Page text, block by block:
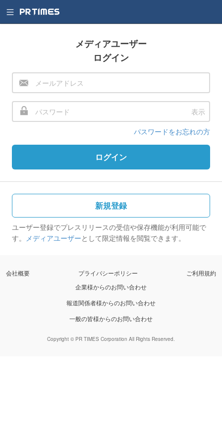
メディアユーザー
ログイン
表示
パスワードをお忘れの方
ログイン
新規登録
ユーザー登録でプレスリリースの受信や保存機能が利用可能で
す。 メディアユーザーとして限定情報を閲覧できます。
会社概要 プライバシーポリシー
ご利用規約
企業様からのお問い合わせ
報道関係者様からのお問い合わせ
一般の皆様からのお問い合わせ
Copyright © PR TIMES Corporation All Rights Reserved.